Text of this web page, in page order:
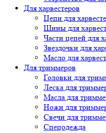
Для харвестеров
Цепи для
Шины для
Части цепей для
Звездочки для
Масло для
Для триммеров
Головки для
Леска для
Масла для
Ножи для
Свечи для
Спецодежда